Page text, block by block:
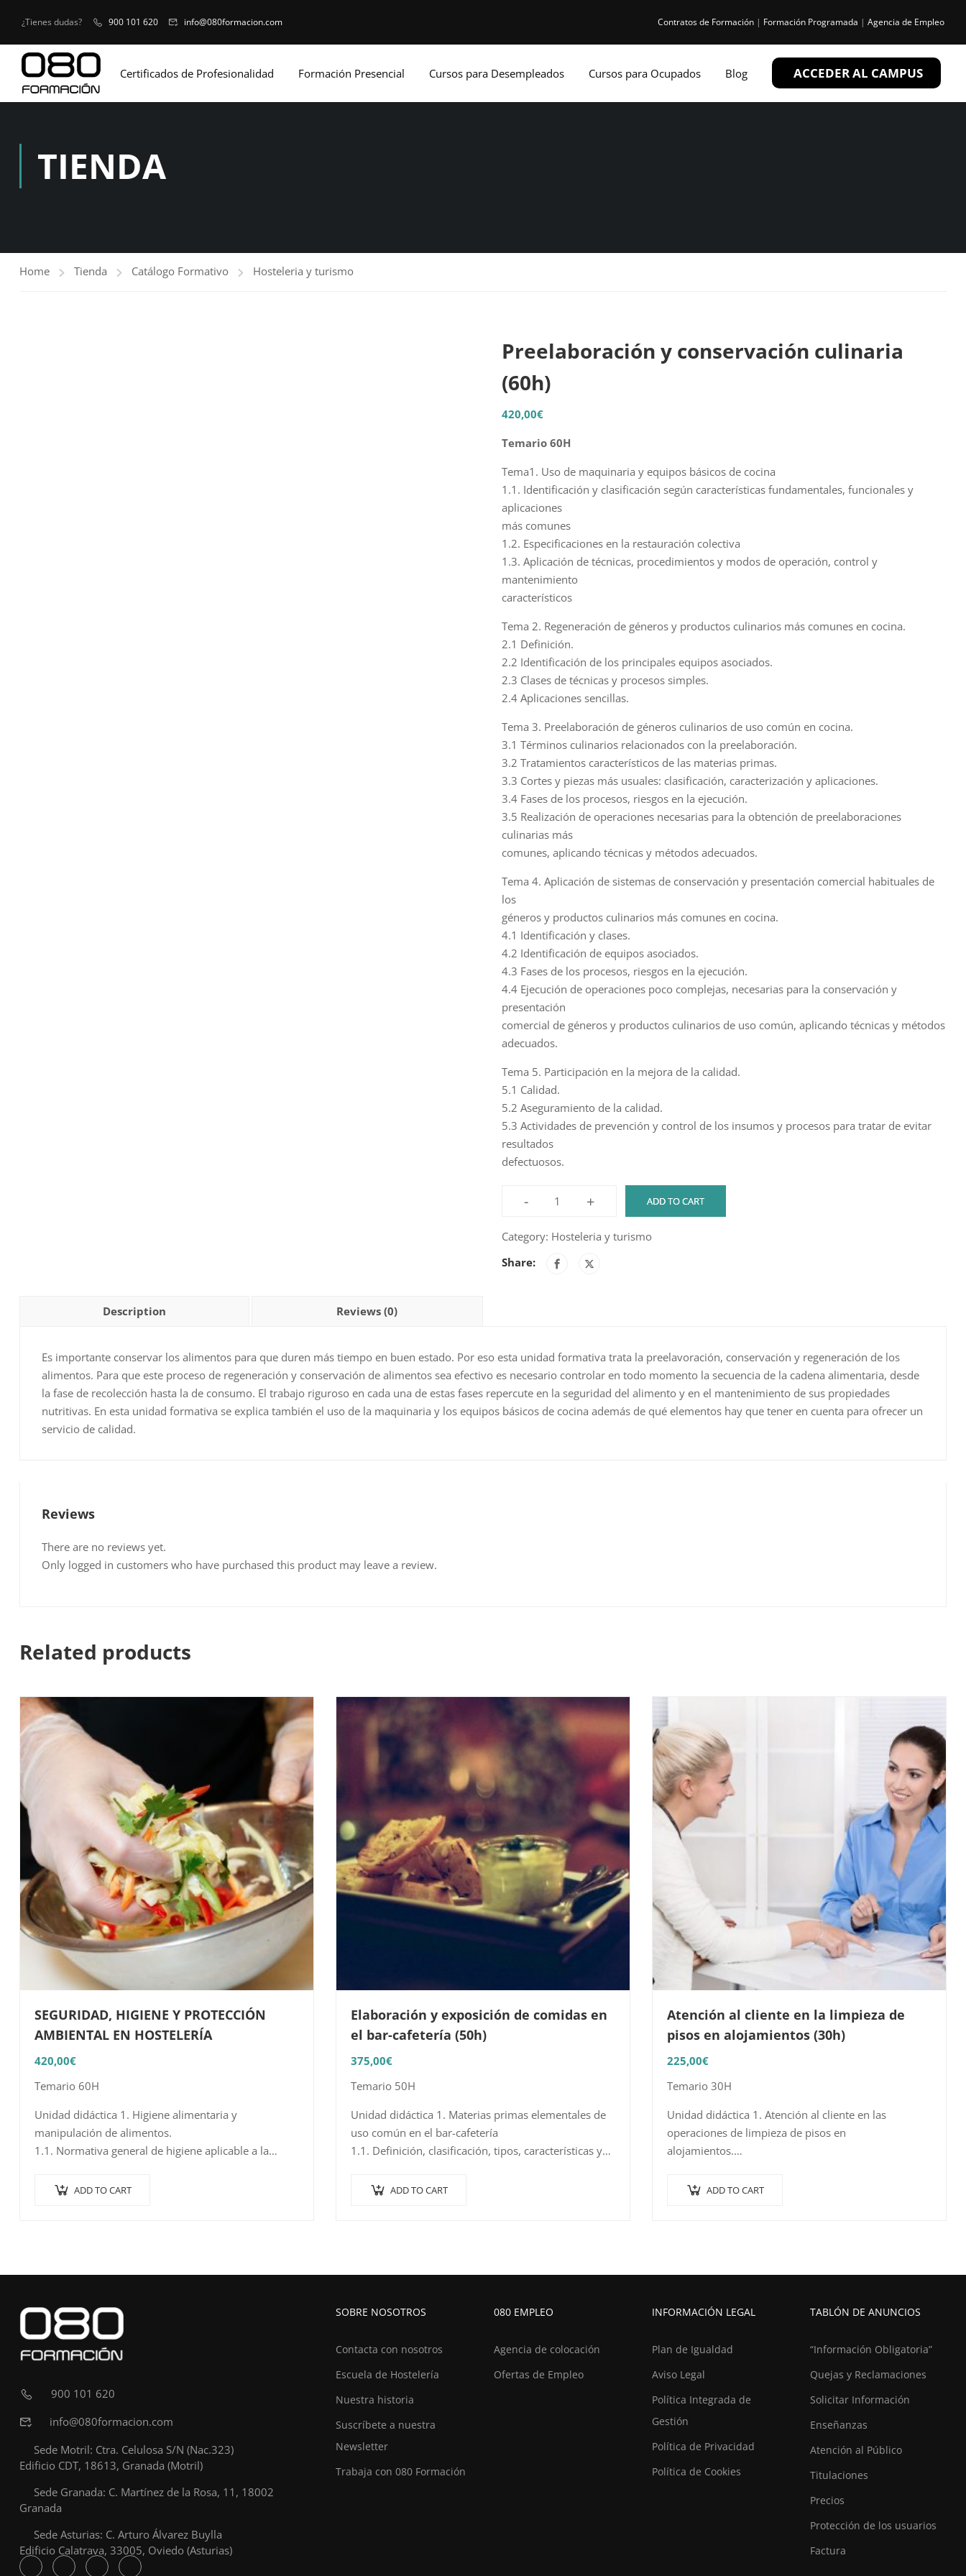
¿Tienes dudas? 900 101 620 info@080formacion.com Contratos de Formación | Formación Programada | Agencia de Empleo
Certificados de Profesionalidad Formación Presencial Cursos para Desempleados Cursos para Ocupados Blog ACCEDER AL CAMPUS
TIENDA
Home Tienda Catálogo Formativo Hosteleria y turismo
Preelaboración y conservación culinaria
(60h)
420,00€
Temario 60H
Tema1. Uso de maquinaria y equipos básicos de cocina
1.1. Identificación y clasificación según características fundamentales, funcionales y
aplicaciones
más comunes
1.2. Especificaciones en la restauración colectiva
1.3. Aplicación de técnicas, procedimientos y modos de operación, control y
mantenimiento
característicos
Tema 2. Regeneración de géneros y productos culinarios más comunes en cocina.
2.1 Definición.
2.2 Identificación de los principales equipos asociados.
2.3 Clases de técnicas y procesos simples.
2.4 Aplicaciones sencillas.
Tema 3. Preelaboración de géneros culinarios de uso común en cocina.
3.1 Términos culinarios relacionados con la preelaboración.
3.2 Tratamientos característicos de las materias primas.
3.3 Cortes y piezas más usuales: clasificación, caracterización y aplicaciones.
3.4 Fases de los procesos, riesgos en la ejecución.
3.5 Realización de operaciones necesarias para la obtención de preelaboraciones
culinarias más
comunes, aplicando técnicas y métodos adecuados.
Tema 4. Aplicación de sistemas de conservación y presentación comercial habituales de
los
géneros y productos culinarios más comunes en cocina.
4.1 Identificación y clases.
4.2 Identificación de equipos asociados.
4.3 Fases de los procesos, riesgos en la ejecución.
4.4 Ejecución de operaciones poco complejas, necesarias para la conservación y
presentación
comercial de géneros y productos culinarios de uso común, aplicando técnicas y métodos
adecuados.
Tema 5. Participación en la mejora de la calidad.
5.1 Calidad.
5.2 Aseguramiento de la calidad.
5.3 Actividades de prevención y control de los insumos y procesos para tratar de evitar
resultados
defectuosos.
-
Preelaboración
conservación
culinaria
+ ADD TO CART
Category: Hosteleria y turismo
Share:
Description Reviews (0)
Es importante conservar los alimentos para que duren más tiempo en buen estado. Por eso esta unidad formativa trata la preelavoración, conservación y regeneración de los
alimentos. Para que este proceso de regeneración y conservación de alimentos sea efectivo es necesario controlar en todo momento la secuencia de la cadena alimentaria, desde
la fase de recolección hasta la de consumo. El trabajo riguroso en cada una de estas fases repercute en la seguridad del alimento y en el mantenimiento de sus propiedades
nutritivas. En esta unidad formativa se explica también el uso de la maquinaria y los equipos básicos de cocina además de qué elementos hay que tener en cuenta para ofrecer un
servicio de calidad.
Reviews
There are no reviews yet.
Only logged in customers who have purchased this product may leave a review.
Related products
SEGURIDAD, HIGIENE Y PROTECCIÓN
AMBIENTAL EN HOSTELERÍA
420,00€
Temario 60H
Unidad didáctica 1. Higiene alimentaria y
manipulación de alimentos.
1.1. Normativa general de higiene aplicable a la
1.2. Alteración y contaminación de los alimentos
ADD TO CART
Elaboración y exposición de comidas en
el bar-cafetería (50h)
375,00€
Temario 50H
Unidad didáctica 1. Materias primas elementales de
uso común en el bar-cafetería
1.1. Definición, clasificación, tipos, características y
elementalesADD TO CART
Atención al cliente en la limpieza de
pisos en alojamientos (30h)
225,00€
Temario 30H
Unidad didáctica 1. Atención al cliente en las
operaciones de limpieza de pisos en
alojamientos.
general. ADD TO CART
900 101 620
info@080formacion.com
Sede Motril: Ctra. Celulosa S/N (Nac.323)
Edificio CDT, 18613, Granada (Motril)
Sede Granada: C. Martínez de la Rosa, 11, 18002
Granada
Sede Asturias: C. Arturo Álvarez Buylla
Edificio Calatrava, 33005, Oviedo (Asturias)
SOBRE NOSOTROS
Contacta con nosotros
Escuela de Hostelería
Nuestra historia
Suscríbete a nuestra
Newsletter
Trabaja con 080 Formación
080 EMPLEO
Agencia de colocación
Ofertas de Empleo
INFORMACIÓN LEGAL
Plan de Igualdad
Aviso Legal
Política Integrada de
Gestión
Política de Privacidad
Política de Cookies
TABLÓN DE ANUNCIOS
“Información Obligatoria”
Quejas y Reclamaciones
Solicitar Información
Enseñanzas
Atención al Público
Titulaciones
Precios
Protección de los usuarios
Factura